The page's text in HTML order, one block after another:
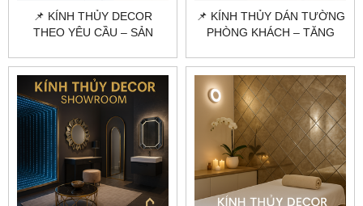
📌 KÍNH THỦY DECOR
THEO YÊU CẦU – SẢN
NGHIỆP
📌 KÍNH THỦY DÁN TƯỜNG
PHÒNG KHÁCH – TĂNG
KHÔNG GIAN